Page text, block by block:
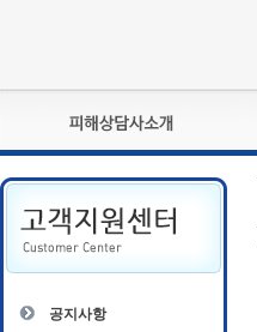
피해상담사란?
자격관리규정
상담사 자격증 확인
- 피해상담사 1급
공지사항